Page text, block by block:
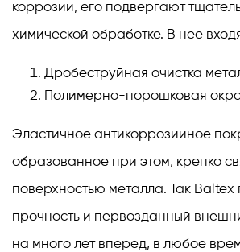
коррозии, его подвергают
химической обработке. В нее
Дробеструйная очистка
Полимерно-порошковая
Эластичное антикоррозийное
образованное при этом, крепко
поверхностью металла. Так Baltex
прочность и первозданный
на много лет вперед, в любое